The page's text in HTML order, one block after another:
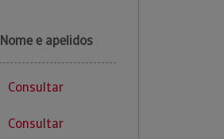
Nome e apelidos
Consultar
Consultar